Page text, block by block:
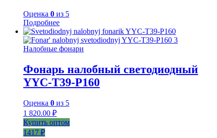
Оценка 0 из 5
Подробнее
Налобные фонари
Фонарь налобный светодиодный
YYC-T39-P160
Оценка 0 из 5
1 820.00 ₽
Купить оптом
1417 ₽